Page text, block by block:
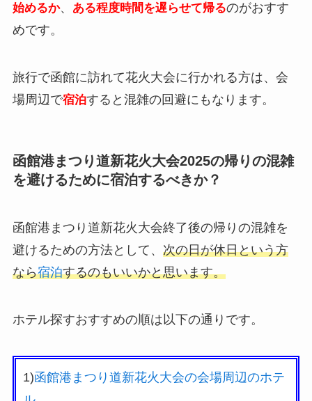
始めるか、 ある程度時間を遅らせて帰るのがおすす
めです。
旅行で函館に訪れて花火大会に行かれる方は、会
場周辺で宿泊すると混雑の回避にもなります。
函館港まつり道新花火大会2025の帰りの混雑
を避けるために宿泊するべきか？
函館港まつり道新花火大会終了後の帰りの混雑を
避けるための方法として、 次の日が休日という方
なら宿泊するのもいいかと思います。
ホテル探すおすすめの順は以下の通りです。
1)函館港まつり道新花火大会の会場周辺のホテ